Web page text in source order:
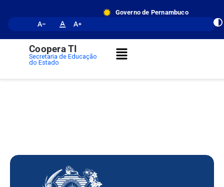
Coopera TI
Secretaria de Educação
do Estado
Governo de Pernambuco